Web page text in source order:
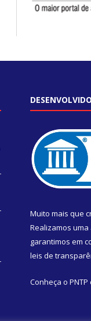
Muito mais que
Realizamos uma
garantimos em
leis de
Conheça o PNTP